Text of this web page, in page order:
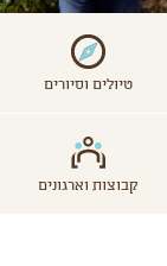
טיולים וסיורים
קבוצות וארגונים